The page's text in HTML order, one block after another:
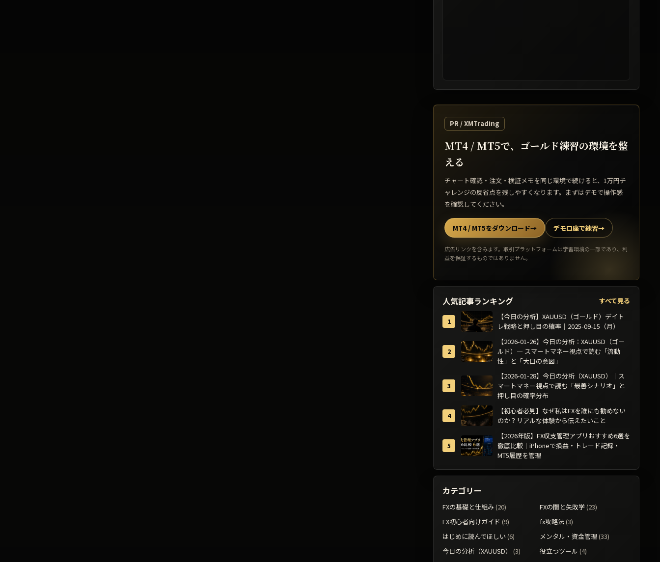
レート提供: TradingView / 表示は遅延する場合があります
PR / XMTrading
MT4 / MT5で、ゴールド練習の環境を整
える
チャート確認・注文・検証メモを同じ環境で続けると、1万円チ
ャレンジの反省点を残しやすくなります。まずはデモで操作感
を確認してください。
MT4 / MT5をダウンロード→ デモ口座で練習→
広告リンクを含みます。取引プラットフォームは学習環境の一部であり、利
益を保証するものではありません。
人気記事ランキング
すべて見る
【今日の分析】XAUUSD（ゴールド）デイト
レ戦略と押し目の確率｜2025-09-15（月）
【2026-01-26】今日の分析：XAUUSD（ゴー
ルド）— スマートマネー視点で読む「流動
性」と「大口の意図」
【2026-01-28】今日の分析（XAUUSD）｜ス
マートマネー視点で読む「最善シナリオ」と
押し目の確率分布
【初心者必見】なぜ私はFXを誰にも勧めない
のか？リアルな体験から伝えたいこと
【2026年版】FX収支管理アプリおすすめ6選を
徹底比較｜iPhoneで損益・トレード記録・
MT5履歴を管理
カテゴリー
FXの基礎と仕組み(20) FXの闇と失敗学(23)
FX初心者向けガイド (9) fx攻略法(3)
はじめに読んでほしい (6) メンタル・資金管理(33)
今日の分析（XAUUSD）
(3) 役立つツール (4)